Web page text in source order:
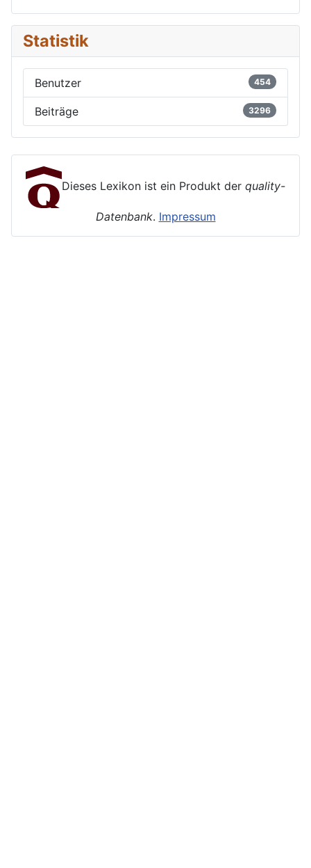
Statistik
Benutzer 454
Beiträge 3296
Dieses Lexikon ist ein Produkt der quality-
Datenbank. Impressum